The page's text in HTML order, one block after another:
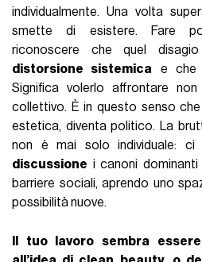
individualmente. Una volta
smette di esistere. Fare
riconoscere che quel
distorsione sistemica e che
Significa volerlo affrontare
collettivo. È in questo senso che
estetica, diventa politico. La
non è mai solo individuale:
discussione i canoni
barriere sociali, aprendo uno
possibilità nuove.
Il tuo lavoro sembra